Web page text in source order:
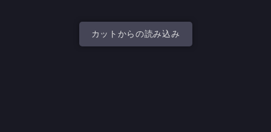
カットからの読み込み